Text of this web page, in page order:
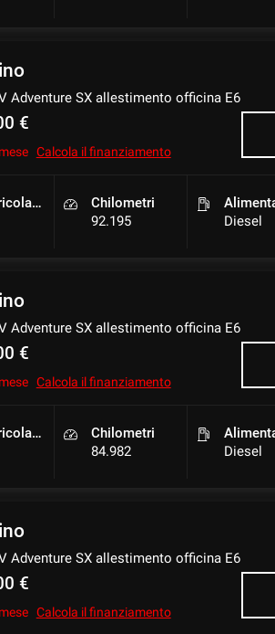
Adventure SX allestimento officina E6
€
Calcola il finanziamento
Immatricolazione
Chilometri
92.195
Diesel
Adventure SX allestimento officina E6
€
Calcola il finanziamento
Immatricolazione
Chilometri
84.982
Diesel
Adventure SX allestimento officina E6
€
Calcola il finanziamento